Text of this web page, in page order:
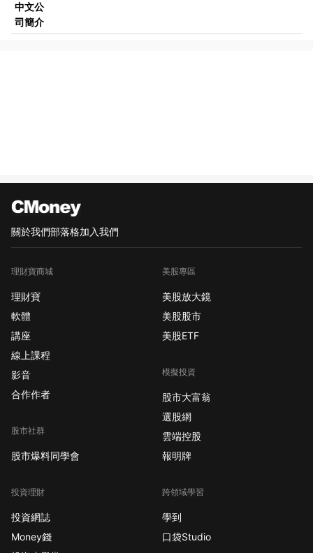
中文公
司簡介
關於我們部落格加入我們
理財寶商城
理財寶
軟體
講座
線上課程
影音
合作作者
股市社群
股市爆料同學會
投資理財
投資網誌
Money錢
美股專區
美股放大鏡
美股股市
美股ETF
模擬投資
股市大富翁
選股網
雲端控股
報明牌
跨領域學習
學到
口袋Studio